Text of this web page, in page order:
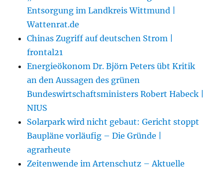
Entsorgung im Landkreis Wittmund |
Wattenrat.de
Chinas Zugriff auf deutschen Strom |
frontal21
Energieökonom Dr. Björn Peters übt Kritik
an den Aussagen des grünen
Bundeswirtschaftsministers Robert Habeck |
NIUS
Solarpark wird nicht gebaut: Gericht stoppt
Baupläne vorläufig – Die Gründe |
agrarheute
Zeitenwende im Artenschutz – Aktuelle